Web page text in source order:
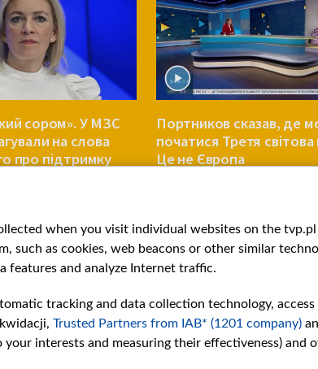
сором». У МЗС
на слова
про підтримку
Портников сказав, де
початися Третя світова
Це не Європа
when you visit individual websites on the
such as cookies, web beacons or other similar
features and analyze Internet traffic.
tracking and data collection technology,
Trusted Partners from IAB* (1201 company)
interests and measuring their effectiveness) and